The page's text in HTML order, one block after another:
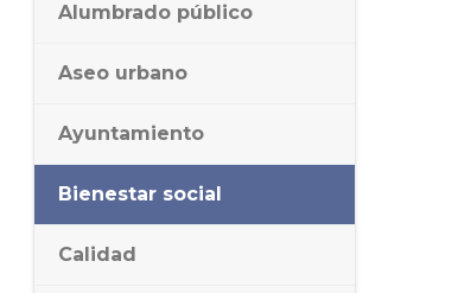
Alumbrado público
Aseo urbano
Ayuntamiento
Bienestar social
Calidad